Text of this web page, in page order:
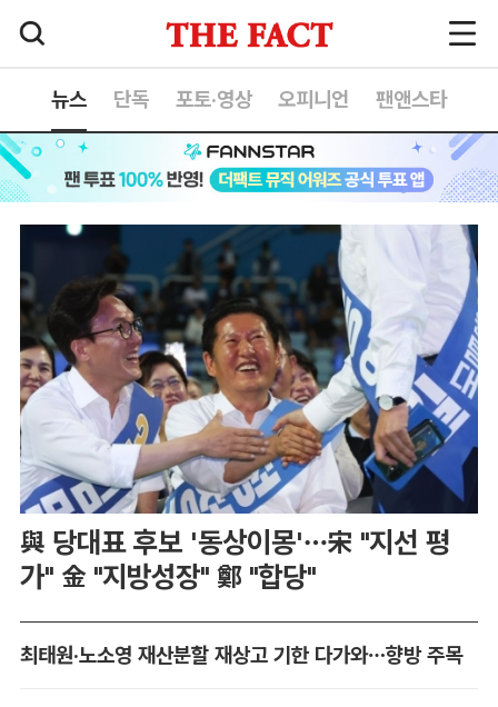
뉴스 단독 포토·영상 오피니언 팬앤스타
與 당대표 후보 '동상이몽'…宋 "지선 평
가" 金 "지방성장" 鄭 "합당"
최태원·노소영 재산분할 재상고 기한 다가와…향방 주목